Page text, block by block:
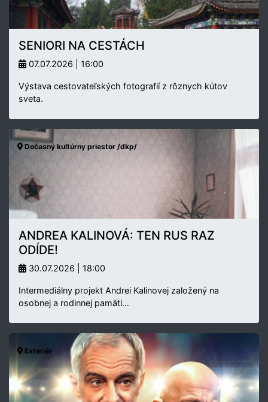
SENIORI NA CESTÁCH
07.07.2026 | 16:00
Výstava cestovateľských fotografií z rôznych kútov
sveta.
Dočasný kultúrny priestor /dkp/
ANDREA KALINOVÁ: TEN RUS RAZ
ODÍDE!
30.07.2026 | 18:00
Intermediálny projekt Andrei Kalinovej založený na
osobnej a rodinnej pamäti…
Exteriér